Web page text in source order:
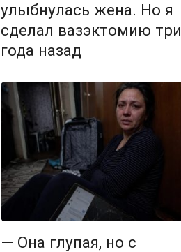
улыбнулась жена. Но я
сделал вазэктомию три
года назад
— Она глупая, но с